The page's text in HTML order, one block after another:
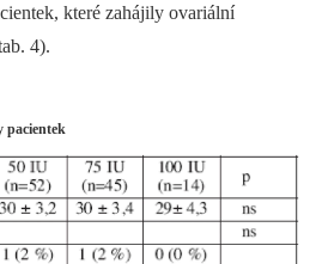
které zahájily ovariální
4).
pacientek